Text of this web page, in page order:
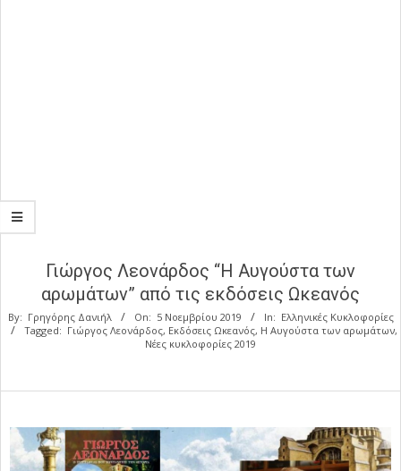
Γιώργος Λεονάρδος “Η Αυγούστα των
αρωμάτων” από τις εκδόσεις Ωκεανός
By: Γρηγόρης Δανιήλ On: 5 Νοεμβρίου 2019 In: Ελληνικές Κυκλοφορίες
Tagged: Γιώργος Λεονάρδος, Εκδόσεις Ωκεανός, Η Αυγούστα των αρωμάτων,
Νέες κυκλοφορίες 2019